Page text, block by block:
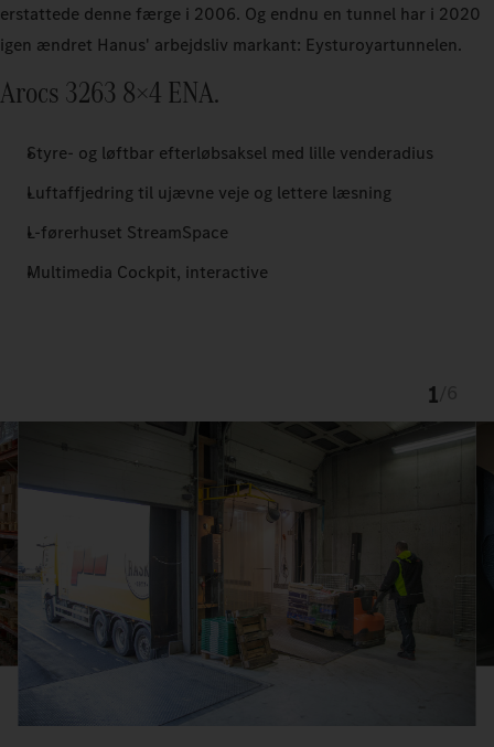
erstattede denne færge i 2006. Og endnu en tunnel har i 2020
igen ændret Hanus' arbejdsliv markant: Eysturoyartunnelen.
Arocs 3263 8×4 ENA.
Styre- og løftbar efterløbsaksel med lille venderadius
Luftaffjedring til ujævne veje og lettere læsning
L-førerhuset StreamSpace
Multimedia Cockpit, interactive
1